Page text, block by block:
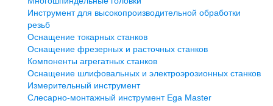
Оснащение токарных станков
Измерительный инструмент
Слесарно-монтажный инструмент Ega Master
Оснащение шлифовальных и электроэрозионных
станков
Оснащение фрезерных и расточных станков
Новости
Фотогалерея
Выставка Металлообработка 2021
Инструмент для высокопроизводительной обработки
резьб
Оснащение токарных станков
Оснащение фрезерных и расточных станков
Компоненты агрегатных станков
Оснащение шлифовальных и электроэрозионных станков
Измерительный инструмент
Слесарно-монтажный инструмент Ega Master